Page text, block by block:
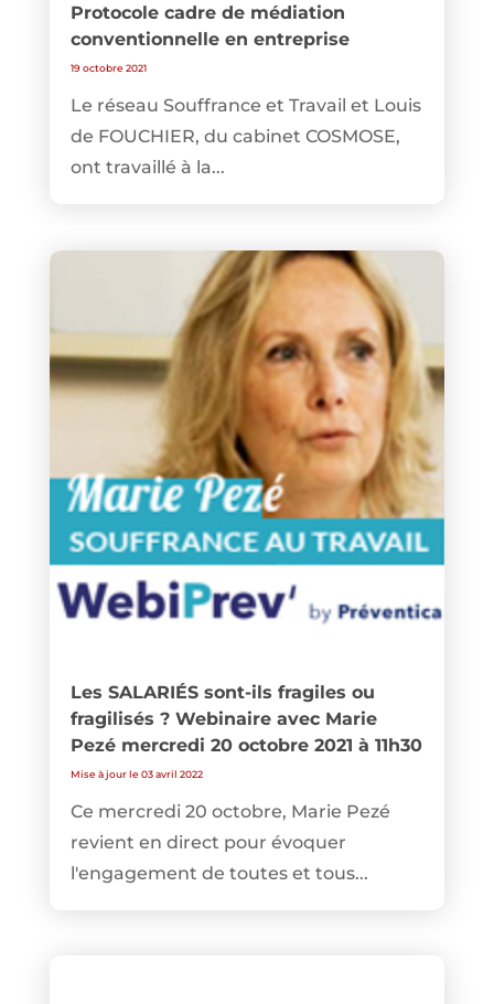
Protocole cadre de médiation
conventionnelle en entreprise
19 octobre 2021
Le réseau Souffrance et Travail et Louis
de FOUCHIER, du cabinet COSMOSE,
ont travaillé à la...
Les SALARIÉS sont-ils fragiles ou
fragilisés ? Webinaire avec Marie
Pezé mercredi 20 octobre 2021 à 11h30
Mise à jour le 03 avril 2022
Ce mercredi 20 octobre, Marie Pezé
revient en direct pour évoquer
l'engagement de toutes et tous...